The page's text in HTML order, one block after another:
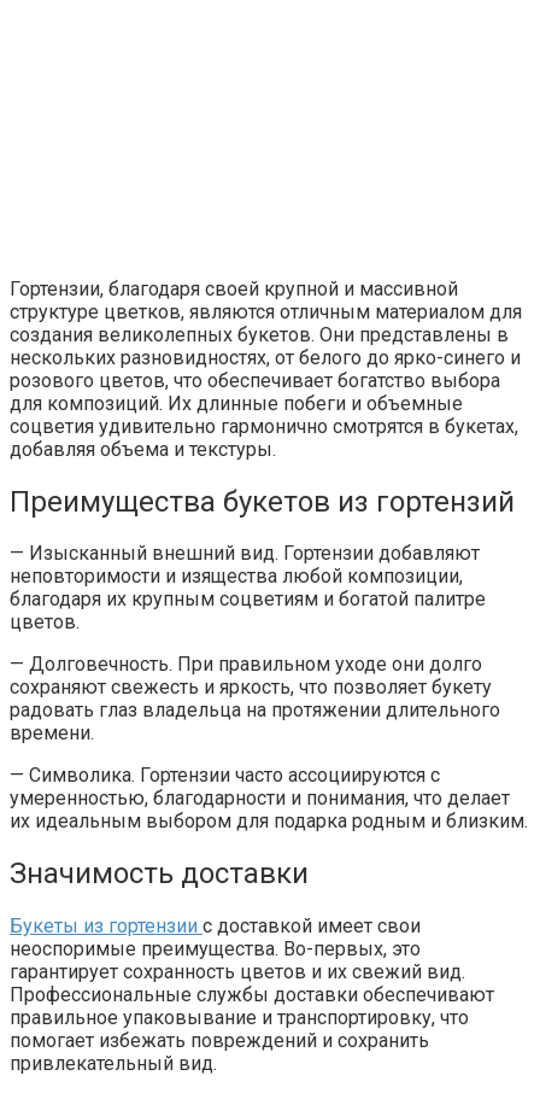
Гортензии, благодаря своей крупной и массивной
структуре цветков, являются отличным материалом для
создания великолепных букетов. Они представлены в
нескольких разновидностях, от белого до ярко-синего и
розового цветов, что обеспечивает богатство выбора
для композиций. Их длинные побеги и объемные
соцветия удивительно гармонично смотрятся в букетах,
добавляя объема и текстуры.
Преимущества букетов из гортензий
— Изысканный внешний вид. Гортензии добавляют
неповторимости и изящества любой композиции,
благодаря их крупным соцветиям и богатой палитре
цветов.
— Долговечность. При правильном уходе они долго
сохраняют свежесть и яркость, что позволяет букету
радовать глаз владельца на протяжении длительного
времени.
— Символика. Гортензии часто ассоциируются с
умеренностью, благодарности и понимания, что делает
их идеальным выбором для подарка родным и близким.
Значимость доставки
Букеты из гортензии с доставкой имеет свои
неоспоримые преимущества. Во-первых, это
гарантирует сохранность цветов и их свежий вид.
Профессиональные службы доставки обеспечивают
правильное упаковывание и транспортировку, что
помогает избежать повреждений и сохранить
привлекательный вид.